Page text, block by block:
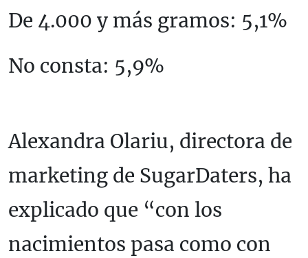
De 4.000 y más gramos: 5,1%
No consta: 5,9%
Alexandra Olariu, directora de
marketing de SugarDaters, ha
explicado que “con los
nacimientos pasa como con